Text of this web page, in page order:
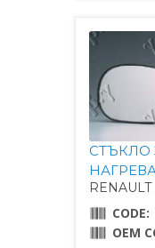
СТЪКЛО
CODE:
OEM